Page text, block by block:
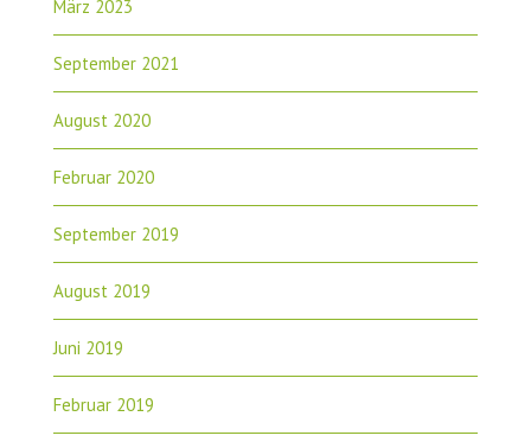
März 2023
September 2021
August 2020
Februar 2020
September 2019
August 2019
Juni 2019
Februar 2019